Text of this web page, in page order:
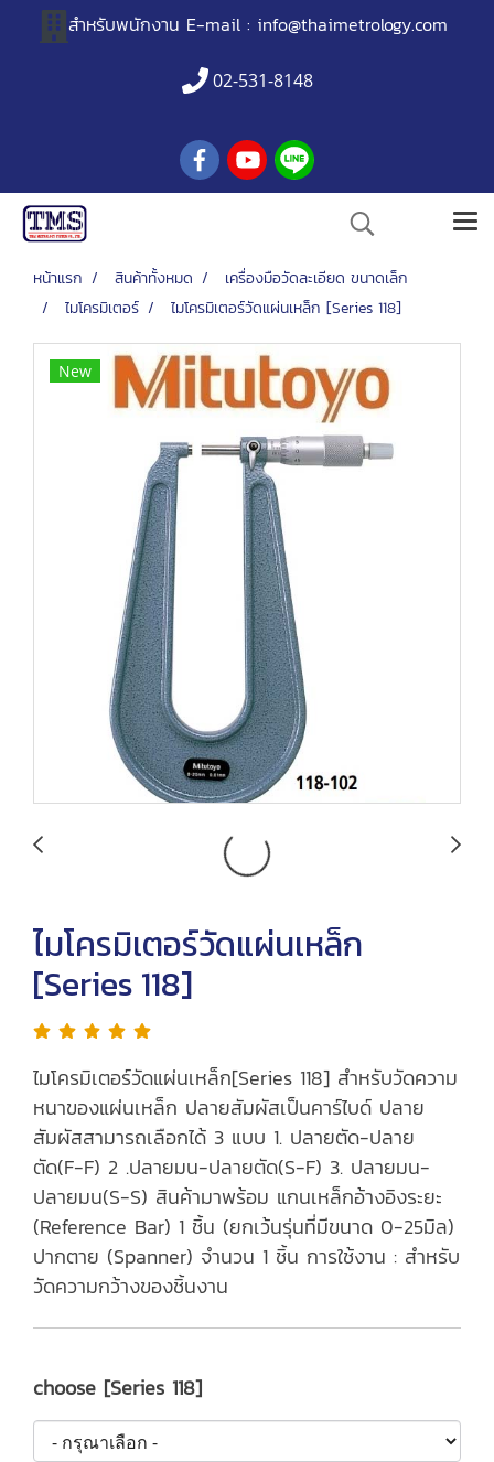
สำหรับพนักงาน E-mail : info@thaimetrology.com
02-531-8148
หน้าแรก สินค้าทั้งหมด
เครื่องมือวัดละเอียด ขนาดเล็ก
ไมโครมิเตอร์
ไมโครมิเตอร์วัดแผ่นเหล็ก [Series 118]
New
ไมโครมิเตอร์วัดแผ่นเหล็ก
[Series 118]
ไมโครมิเตอร์วัดแผ่นเหล็ก[Series 118] สำหรับวัดความ
หนาของแผ่นเหล็ก ปลายสัมผัสเป็นคาร์ไบด์ ปลาย
สัมผัสสามารถเลือกได้ 3 แบบ 1. ปลายตัด-ปลาย
ตัด(F-F) 2 .ปลายมน-ปลายตัด(S-F) 3. ปลายมน-
ปลายมน(S-S) สินค้ามาพร้อม แกนเหล็กอ้างอิงระยะ
(Reference Bar) 1 ชิ้น (ยกเว้นรุ่นที่มีขนาด 0-25มิล)
ปากตาย (Spanner) จำนวน 1 ชิ้น การใช้งาน : สำหรับ
วัดความกว้างของชิ้นงาน
choose [Series 118]